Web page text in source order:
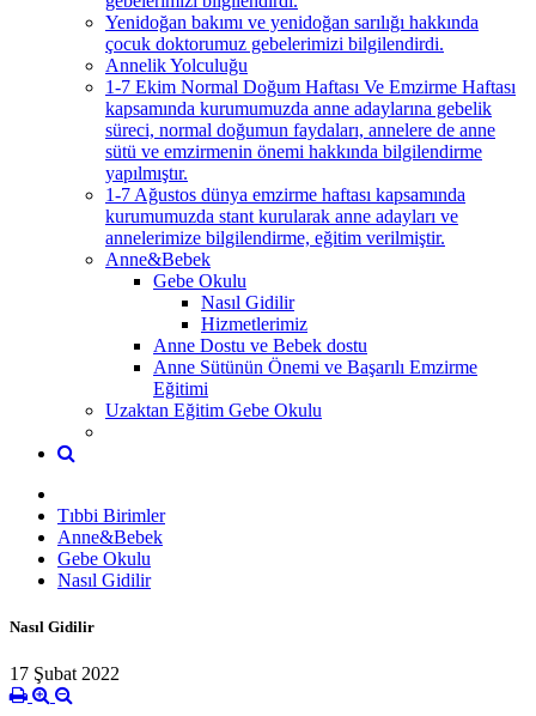
Yenidoğan bakımı ve yenidoğan sarılığı hakkında
çocuk doktorumuz gebelerimizi bilgilendirdi.
Annelik Yolculuğu
1-7 Ekim Normal Doğum Haftası Ve Emzirme Haftası
kapsamında kurumumuzda anne adaylarına gebelik
süreci, normal doğumun faydaları, annelere de anne
sütü ve emzirmenin önemi hakkında bilgilendirme
yapılmıştır.
1-7 Ağustos dünya emzirme haftası kapsamında
kurumumuzda stant kurularak anne adayları ve
annelerimize bilgilendirme, eğitim verilmiştir.
Anne&Bebek
Gebe Okulu
Nasıl Gidilir
Hizmetlerimiz
Anne Dostu ve Bebek dostu
Anne Sütünün Önemi ve Başarılı Emzirme
Eğitimi
Uzaktan Eğitim Gebe Okulu
Tıbbi Birimler
Anne&Bebek
Gebe Okulu
Nasıl Gidilir
Nasıl Gidilir
17 Şubat 2022